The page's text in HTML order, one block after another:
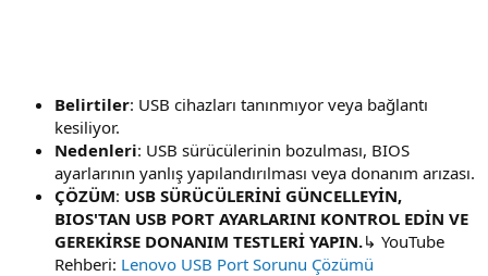
Belirtiler: USB cihazları tanınmıyor veya bağlantı
kesiliyor.
Nedenleri: USB sürücülerinin bozulması, BIOS
ayarlarının yanlış yapılandırılması veya donanım arızası.
ÇÖZÜM: USB SÜRÜCÜLERİNİ GÜNCELLEYİN,
BIOS'TAN USB PORT AYARLARINI KONTROL EDİN VE
GEREKİRSE DONANIM TESTLERİ YAPIN.↳ YouTube
Rehberi: Lenovo USB Port Sorunu Çözümü